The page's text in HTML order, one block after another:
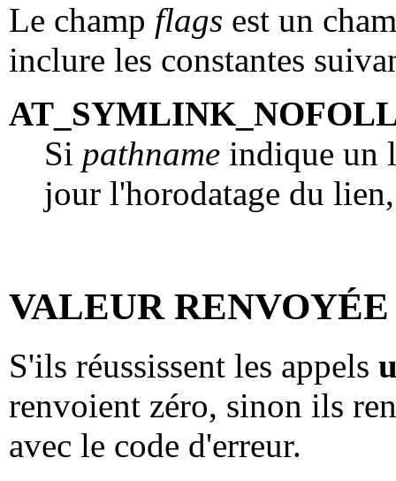
Le champ flags est un
inclure les constantes
Si pathname indique un
jour l'horodatage du
VALEUR RENVOYÉE
S'ils réussissent les appels
renvoient zéro, sinon ils
avec le code d'erreur.